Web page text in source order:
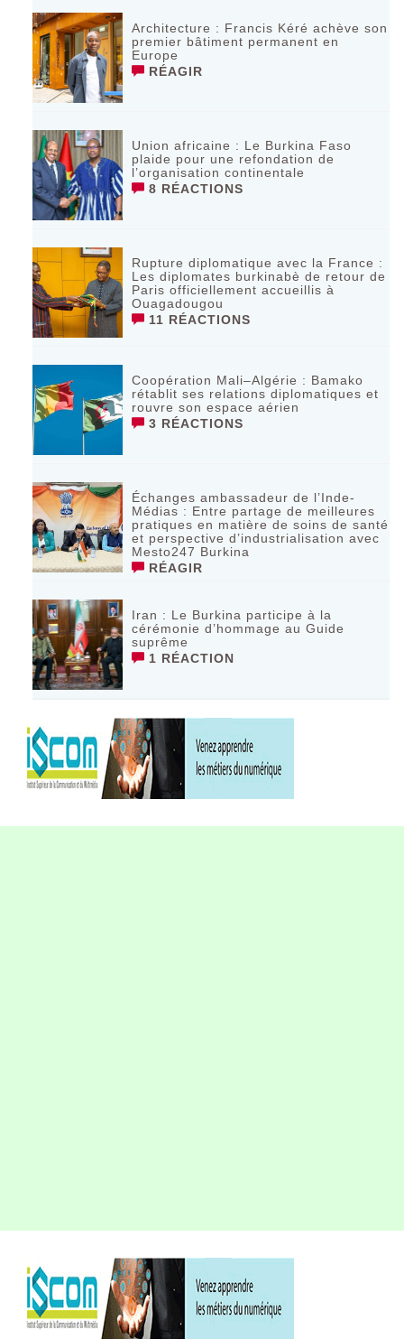
‎Architecture : Francis Kéré achève son
premier bâtiment permanent en
Europe
RÉAGIR
Union africaine : Le Burkina Faso
plaide pour une refondation de
l’organisation continentale‎
8 RÉACTIONS
Rupture diplomatique avec la France :
Les diplomates burkinabè de retour de
Paris officiellement accueillis à
Ouagadougou
11 RÉACTIONS
Coopération Mali–Algérie : Bamako
rétablit ses relations diplomatiques et
rouvre son espace aérien
3 RÉACTIONS
Échanges ambassadeur de l’Inde-
Médias : Entre partage de meilleures
pratiques en matière de soins de santé
et perspective d’industrialisation avec
Mesto247 Burkina
RÉAGIR
Iran : Le Burkina participe à la
cérémonie d’hommage au Guide
suprême
1 RÉACTION